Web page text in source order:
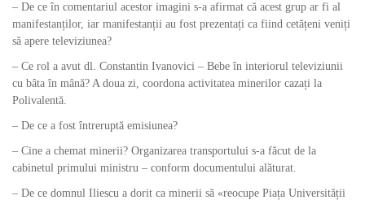
– De ce în comentariul acestor imagini s-a afirmat că acest grup ar fi al
manifestanților, iar manifestanții au fost prezentați ca fiind cetățeni veniți
să apere televiziunea?
– Ce rol a avut dl. Constantin Ivanovici – Bebe în interiorul televiziunii
cu bâta în mână? A doua zi, coordona activitatea minerilor cazați la
Polivalentă.
– De ce a fost întreruptă emisiunea?
– Cine a chemat minerii? Organizarea transportului s-a făcut de la
cabinetul primului ministru – conform documentului alăturat.
– De ce domnul Iliescu a dorit ca minerii să «reocupe Piața Universității